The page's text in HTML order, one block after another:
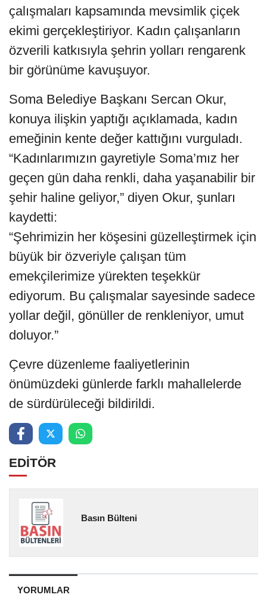
çalışmaları kapsamında mevsimlik çiçek
ekimi gerçekleştiriyor. Kadın çalışanların
özverili katkısıyla şehrin yolları rengarenk
bir görünüme kavuşuyor.
Soma Belediye Başkanı Sercan Okur,
konuya ilişkin yaptığı açıklamada, kadın
emeğinin kente değer kattığını vurguladı.
“Kadınlarımızın gayretiyle Soma’mız her
geçen gün daha renkli, daha yaşanabilir bir
şehir haline geliyor,” diyen Okur, şunları
kaydetti:
“Şehrimizin her köşesini güzelleştirmek için
büyük bir özveriyle çalışan tüm
emekçilerimize yürekten teşekkür
ediyorum. Bu çalışmalar sayesinde sadece
yollar değil, gönüller de renkleniyor, umut
doluyor.”
Çevre düzenleme faaliyetlerinin
önümüzdeki günlerde farklı mahallelerde
de sürdürüleceği bildirildi.
EDİTÖR
Basın Bülteni
YORUMLAR